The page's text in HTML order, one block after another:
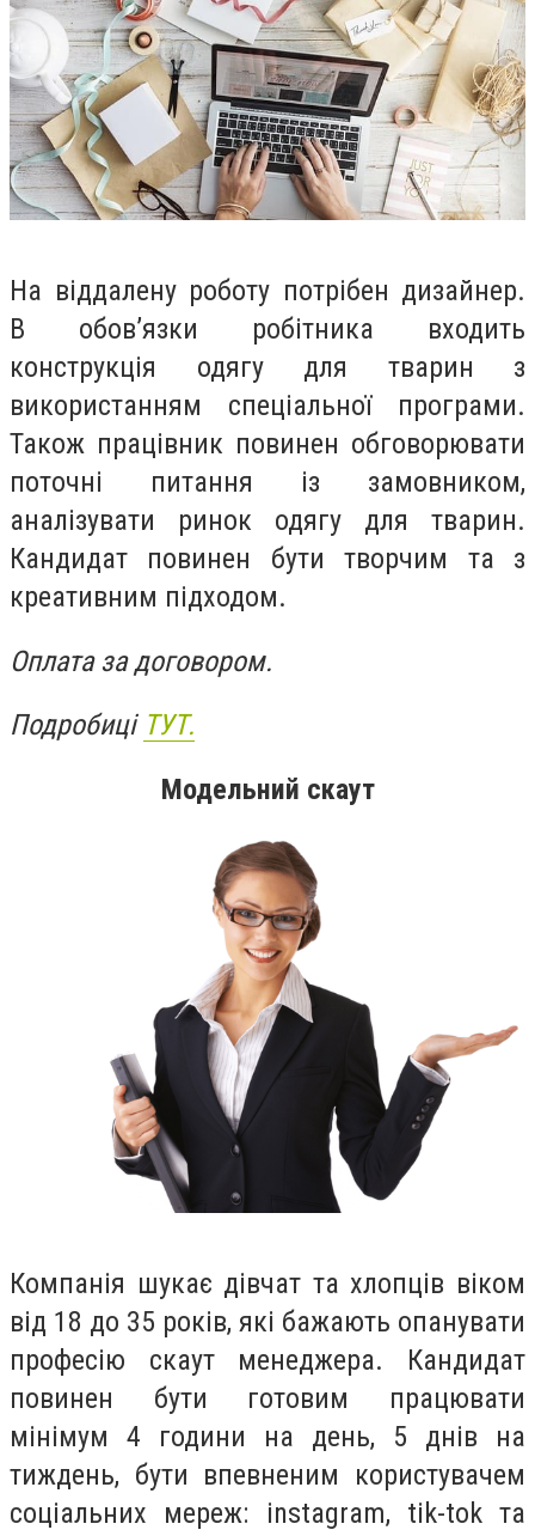
На віддалену роботу потрібен дизайнер.
В обов’язки робітника входить
конструкція одягу для тварин з
використанням спеціальної програми.
Також працівник повинен обговорювати
поточні питання із замовником,
аналізувати ринок одягу для тварин.
Кандидат повинен бути творчим та з
креативним підходом.
Оплата за договором.
Подробиці ТУТ.
Модельний скаут
Компанія шукає дівчат та хлопців віком
від 18 до 35 років, які бажають опанувати
професію скаут менеджера. Кандидат
повинен бути готовим працювати
мінімум 4 години на день, 5 днів на
тиждень, бути впевненим користувачем
соціальних мереж: instagram, tik-tok та